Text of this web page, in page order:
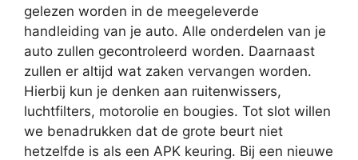
gelezen worden in de meegeleverde
handleiding van je auto. Alle onderdelen van je
auto zullen gecontroleerd worden. Daarnaast
zullen er altijd wat zaken vervangen worden.
Hierbij kun je denken aan ruitenwissers,
luchtfilters, motorolie en bougies. Tot slot willen
we benadrukken dat de grote beurt niet
hetzelfde is als een APK keuring. Bij een nieuwe